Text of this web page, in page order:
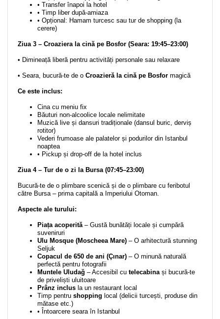
• Transfer înapoi la hotel
• Timp liber după-amiaza
• Opțional: Hamam turcesc sau tur de shopping (la
cerere)
Ziua 3 – Croaziera la cină pe Bosfor (Seara: 19:45–23:00)
• Dimineață liberă pentru activități personale sau relaxare
• Seara, bucură-te de o Croazieră la cină pe Bosfor magică
Ce este inclus:
Cina cu meniu fix
Băuturi non-alcoolice locale nelimitate
Muzică live și dansuri tradiționale (dansul buric, derviș
rotitor)
Vederi frumoase ale palatelor și podurilor din Istanbul
noaptea
• Pickup și drop-off de la hotel inclus
Ziua 4 – Tur de o zi la Bursa (07:45–23:00)
Bucură-te de o plimbare scenică și de o plimbare cu feribotul
către Bursa – prima capitală a Imperiului Otoman.
Aspecte ale turului:
Piața acoperită– Gustă bunătăți locale și cumpără
suveniruri
Ulu Mosque (Moscheea Mare) – O arhitectură stunning
Seljuk
Copacul de 650 de ani (Çınar) – O minună naturală
perfectă pentru fotografii
Muntele Uludağ – Accesibil cu telecabinași bucură-te
de priveliști uluitoare
Prânz inclus la un restaurant local
Timp pentru shopping local (delicii turcești, produse din
mătase etc.)
• Întoarcere seara în Istanbul